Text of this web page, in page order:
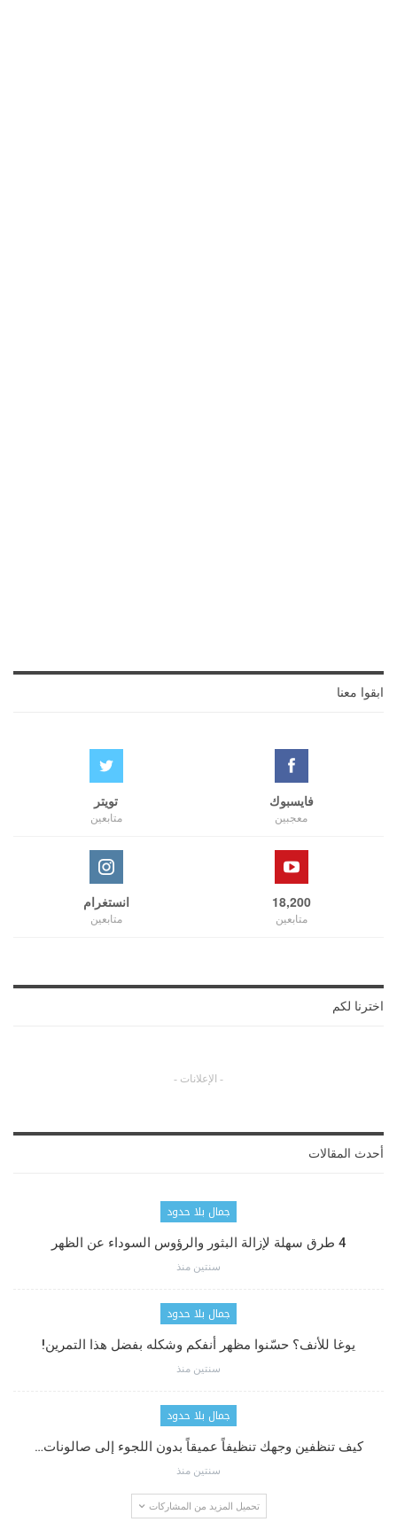
ابقوا معنا
فايسبوك
معجبين
تويتر
متابعين
18,200
متابعين
انستغرام
متابعين
اخترنا لكم
- الإعلانات -
أحدث المقالات
جمال بلا حدود
4 طرق سهلة لإزالة البثور والرؤوس السوداء عن الظهر
سنتين منذ
جمال بلا حدود
يوغا للأنف؟ حسّنوا مظهر أنفكم وشكله بفضل هذا التمرين!
سنتين منذ
جمال بلا حدود
كيف تنظفين وجهك تنظيفاً عميقاً بدون اللجوء إلى صالونات…
سنتين منذ
تحميل المزيد من المشاركات